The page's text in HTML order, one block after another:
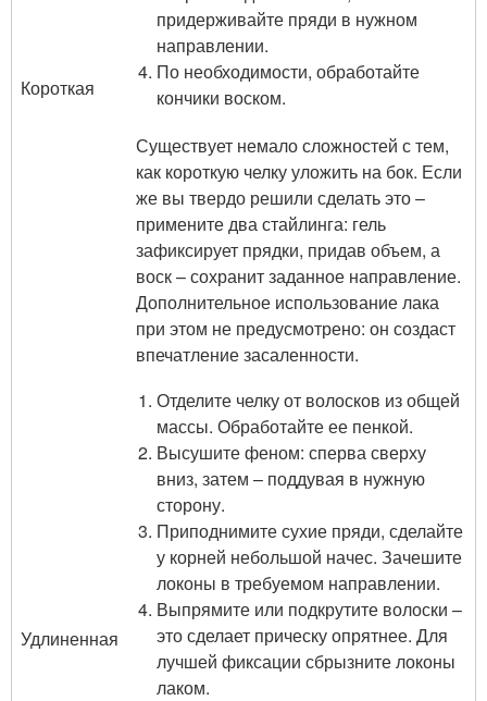
Короткая
придерживайте пряди в нужном
направлении.
По необходимости, обработайте
кончики воском.
Существует немало сложностей с тем,
как короткую челку уложить на бок. Если
же вы твердо решили сделать это –
примените два стайлинга: гель
зафиксирует прядки, придав объем, а
воск – сохранит заданное направление.
Дополнительное использование лака
при этом не предусмотрено: он создаст
впечатление засаленности.
Удлиненная
Отделите челку от волосков из общей
массы. Обработайте ее пенкой.
Высушите феном: сперва сверху
вниз, затем – поддувая в нужную
сторону.
Приподнимите сухие пряди, сделайте
у корней небольшой начес. Зачешите
локоны в требуемом направлении.
Выпрямите или подкрутите волоски –
это сделает прическу опрятнее. Для
лучшей фиксации сбрызните локоны
лаком.